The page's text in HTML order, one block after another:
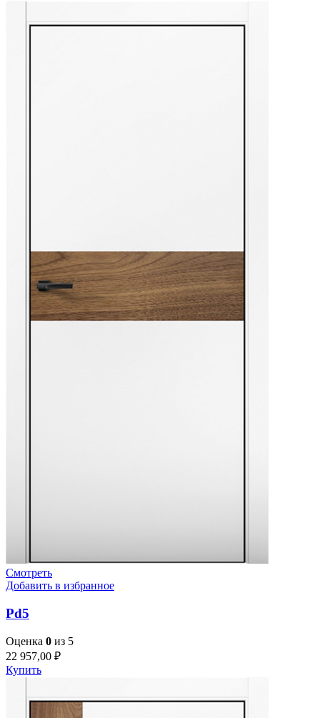
Смотреть
Добавить в избранное
Pd5
Оценка 0 из 5
22 957,00 ₽
Купить